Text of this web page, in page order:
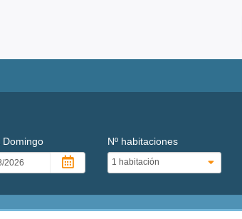
Domingo Nº habitaciones